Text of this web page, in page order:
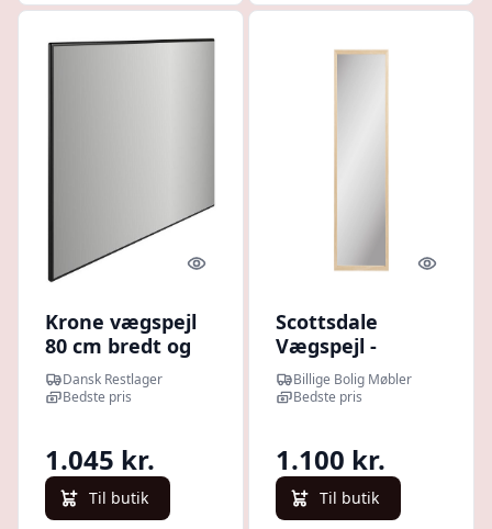
Quick look
Krone vægspejl
80 cm bredt og
50 cm højt -
Dansk
Dansk Restlager
Bedste pris
1.045 kr.
Til butik
Quick
Scottsdale
Vægspejl -
Vægspejl,
Træramme,
Billige Bolig Møbler
Bedste pris
1.100 kr.
Til butik